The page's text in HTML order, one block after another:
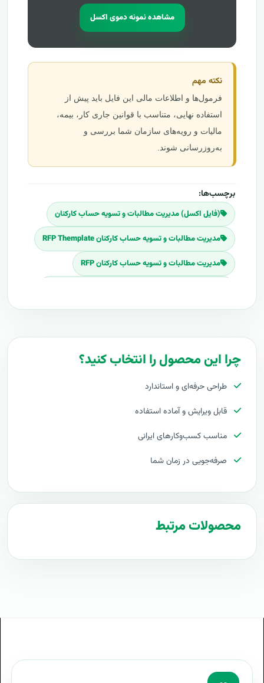
مشاهده نمونه دموی اکسل
نکته مهم
فرمول‌ها و اطلاعات مالی این فایل باید پیش از
استفاده نهایی، متناسب با قوانین جاری کار، بیمه،
مالیات و رویه‌های سازمان شما بررسی و
به‌روزرسانی شوند.
برچسب‌ها:
(فایل اکسل) مدیریت مطالبات و تسویه حساب کارکنان
مدیریت مطالبات و تسویه حساب کارکنان RFP Themplate
مدیریت مطالبات و تسویه حساب کارکنان RFP
برنامه فایل اکسل مدیریت مطالبات و تسویه حساب کارکنان
پلان فایل اکسل مدیریت مطالبات و تسویه حساب کارکنان
قیمت اجرای مدیریت مطالبات و تسویه حساب کارکنان
هزینه طراحی مدیریت مطالبات و تسویه حساب کارکنان
برآورد قیمت مدیریت مطالبات و تسویه حساب کارکنان
هزینه اجرای مدیریت مطالبات و تسویه حساب کارکنان
تعرفه های مدیریت مطالبات و تسویه حساب کارکنان
طرح فایل اکسل مدیریت مطالبات و تسویه حساب کارکنان
بهترین تعرفه برای پروژه مدیریت مطالبات و تسویه حساب
کارکنان
چرا این محصول را انتخاب کنید؟
طراحی حرفه‌ای و استاندارد
قابل ویرایش و آماده استفاده
مناسب کسب‌وکارهای ایرانی
صرفه‌جویی در زمان شما
محصولات مرتبط